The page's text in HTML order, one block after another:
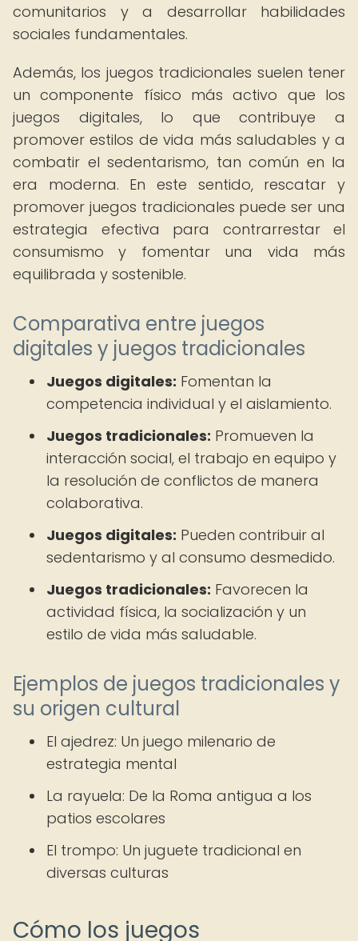
comunitarios y a desarrollar habilidades
sociales fundamentales.
Además, los juegos tradicionales suelen tener
un componente físico más activo que los
juegos digitales, lo que contribuye a
promover estilos de vida más saludables y a
combatir el sedentarismo, tan común en la
era moderna. En este sentido, rescatar y
promover juegos tradicionales puede ser una
estrategia efectiva para contrarrestar el
consumismo y fomentar una vida más
equilibrada y sostenible.
Comparativa entre juegos
digitales y juegos tradicionales
Juegos digitales: Fomentan la
competencia individual y el aislamiento.
Juegos tradicionales: Promueven la
interacción social, el trabajo en equipo y
la resolución de conflictos de manera
colaborativa.
Juegos digitales: Pueden contribuir al
sedentarismo y al consumo desmedido.
Juegos tradicionales: Favorecen la
actividad física, la socialización y un
estilo de vida más saludable.
Ejemplos de juegos tradicionales y
su origen cultural
El ajedrez: Un juego milenario de
estrategia mental
La rayuela: De la Roma antigua a los
patios escolares
El trompo: Un juguete tradicional en
diversas culturas
Cómo los juegos